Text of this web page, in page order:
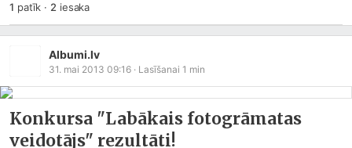
1 patīk · 2 iesaka
Albumi.lv
31. mai 2013 09:16 · Lasīšanai 1 min
Konkursa "Labākais fotogrāmatas
veidotājs" rezultāti!